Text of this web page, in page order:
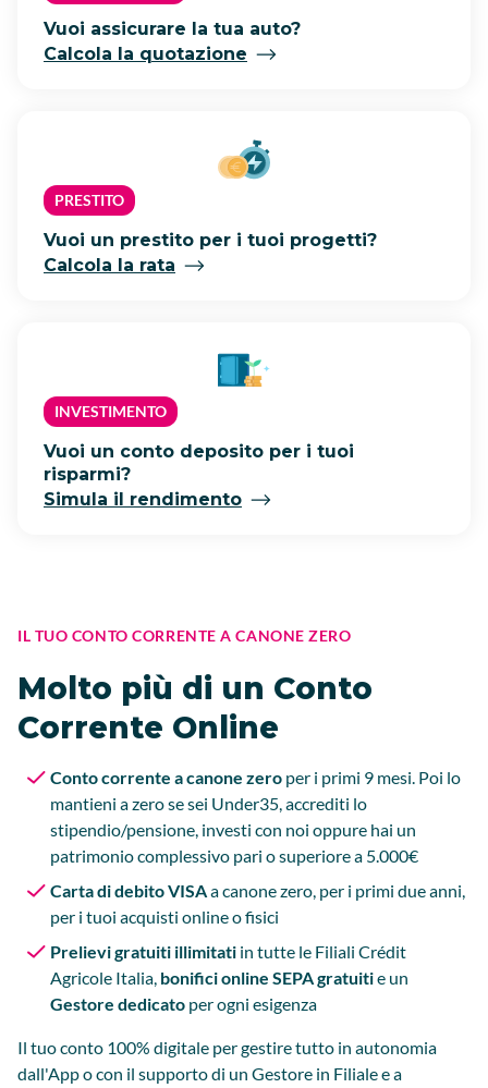
Vuoi assicurare la tua auto?
Calcola la quotazione
PRESTITO
Vuoi un prestito per i tuoi progetti?
Calcola la rata
INVESTIMENTO
Vuoi un conto deposito per i tuoi
risparmi?
Simula il rendimento
IL TUO CONTO CORRENTE A CANONE ZERO
Molto più di un Conto
Corrente Online
Conto corrente a canone zero per i primi 9 mesi. Poi lo
mantieni a zero se sei Under35, accrediti lo
stipendio/pensione, investi con noi oppure hai un
patrimonio complessivo pari o superiore a 5.000€
Carta di debito VISAa canone zero, per i primi due anni,
per i tuoi acquisti online o fisici
Prelievi gratuiti illimitati in tutte le Filiali Crédit
Agricole Italia, bonifici online SEPA gratuitie un
Gestore dedicato per ogni esigenza
Il tuo conto 100% digitale per gestire tutto in autonomia
dall'App o con il supporto di un Gestore in Filiale e a